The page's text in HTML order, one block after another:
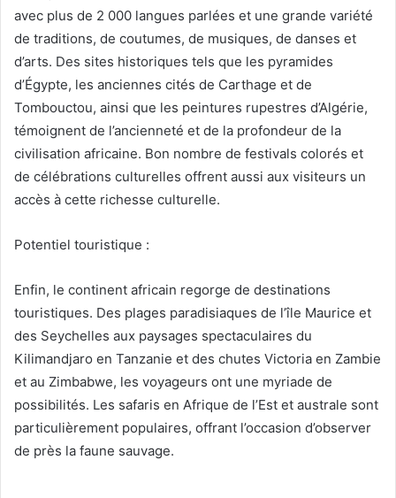
avec plus de 2 000 langues parlées et une grande variété
de traditions, de coutumes, de musiques, de danses et
d’arts. Des sites historiques tels que les pyramides
d’Égypte, les anciennes cités de Carthage et de
Tombouctou, ainsi que les peintures rupestres d’Algérie,
témoignent de l’ancienneté et de la profondeur de la
civilisation africaine. Bon nombre de festivals colorés et
de célébrations culturelles offrent aussi aux visiteurs un
accès à cette richesse culturelle.
Potentiel touristique :
Enfin, le continent africain regorge de destinations
touristiques. Des plages paradisiaques de l’île Maurice et
des Seychelles aux paysages spectaculaires du
Kilimandjaro en Tanzanie et des chutes Victoria en Zambie
et au Zimbabwe, les voyageurs ont une myriade de
possibilités. Les safaris en Afrique de l’Est et australe sont
particulièrement populaires, offrant l’occasion d’observer
de près la faune sauvage.